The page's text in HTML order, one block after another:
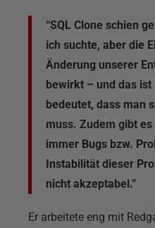
“SQL Clone schien
ich suchte, aber die
Änderung unserer
bewirkt – und das
bedeutet, dass man
muss. Zudem gibt
immer Bugs bzw.
Instabilität dieser
nicht akzeptabel.”
Er arbeitete eng mit